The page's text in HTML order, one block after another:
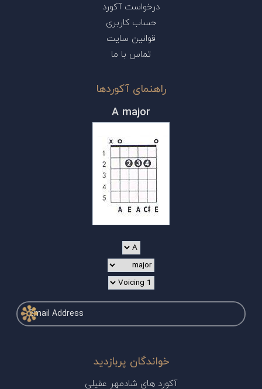
درخواست آکورد
حساب کاربری
قوانین سایت
تماس با ما
راهنمای آکوردها
A major
خواندگان پربازدید
آکورد های شادمهر عقیلی